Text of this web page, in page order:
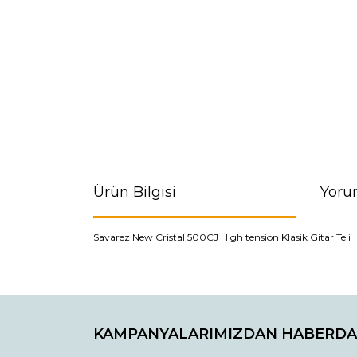
Ürün Bilgisi
Savarez New Cristal 500CJ High tension Klasik Gitar Teli
Görüş ve önerileriniz için teşekkür ederiz.
Ürün resmi kalitesiz, bozuk veya
KAMPANYALARIMIZDAN